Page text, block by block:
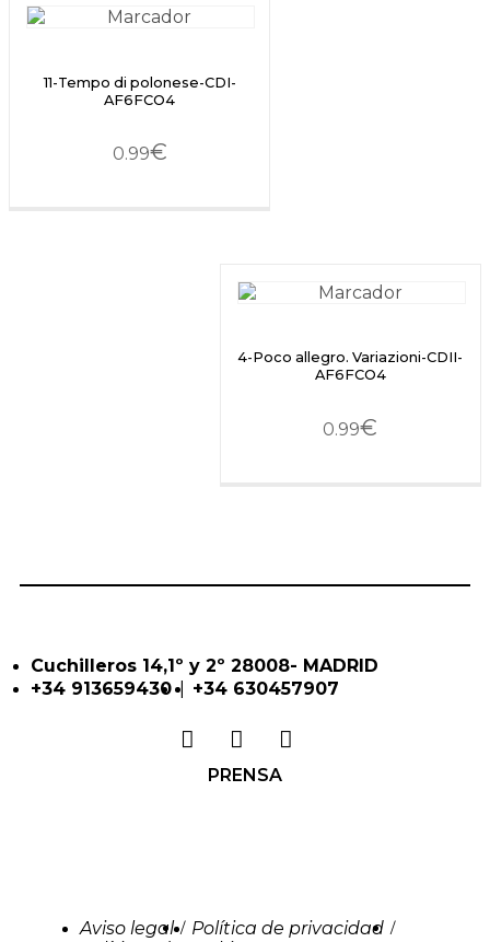
11-Tempo di polonese-CDI-
AF6FCO4
0.99€
4-Poco allegro. Variazioni-CDII-
AF6FCO4
0.99€
Cuchilleros 14,1º y 2º 28008- MADRID
+34 913659430 | +34 630457907
PRENSA
Aviso legal / Política de privacidad /